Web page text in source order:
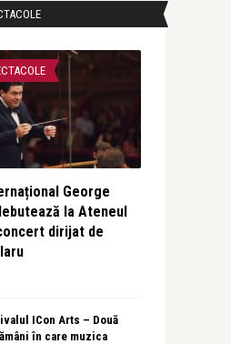
George
la Ateneul
dirijat de
ICon Arts – Două
în care muzica